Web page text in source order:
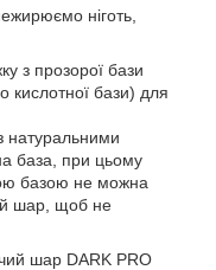
ніготь,
з прозорої бази
кислотної бази) для
натуральними
база, при цьому
базою не можна
шар, щоб не
шар DARK PRO